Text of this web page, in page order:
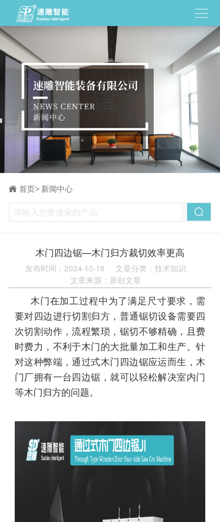
首页> 新闻中心
木门四边锯—木门归方裁切效率更高
发布时间：2024-10-18
文章分类：技术知识
文章来源：原创文章
木门在加工过程中为了满足尺寸要求，需
要对四边进行切割归方 ， 普通锯切设备需要四
次切割动作，流程繁琐， 锯切不够精确，
且费
时费力，不利于木门的大批量加工和生产。针
对这种弊端，通过式木门四边锯应运而生，木
门厂拥有一台四边锯，就可以轻松解决室内门
等木门归方的问题。